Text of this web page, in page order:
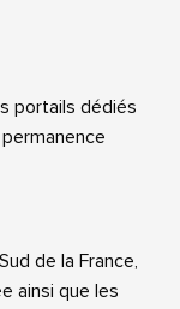
portails dédiés
de la France,
ainsi que les